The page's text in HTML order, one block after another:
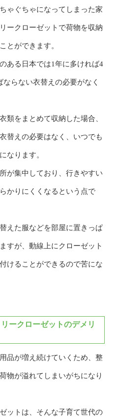
ゃぐちゃになってしまった家
ークローゼットで荷物を収納
とができます。
ある日本では1年に多ければ4
らない衣替えの必要がなく
類をまとめて収納した場合、
替えの必要はなく、いつでも
なります。
が集中しており、行きやすい
かりにくくなるという点で
えた服などを部屋に置きっぱ
すが、動線上にクローゼット
けることができるので苦にな
ークローゼットのデメリ
品が増え続けていくため、整
物が溢れてしまいがちになり
ットは、そんな子育て世代の